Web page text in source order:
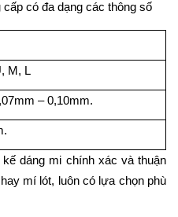
có đa dạng các thông số
M, L
– 0,10mm.
dáng mi chính xác và thuận
mí lót, luôn có lựa chọn phù